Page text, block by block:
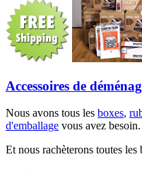
Accessoires de
Nous avons tous les boxes,
d'emballage vous avez besoin.
Et nous rachèterons toutes les